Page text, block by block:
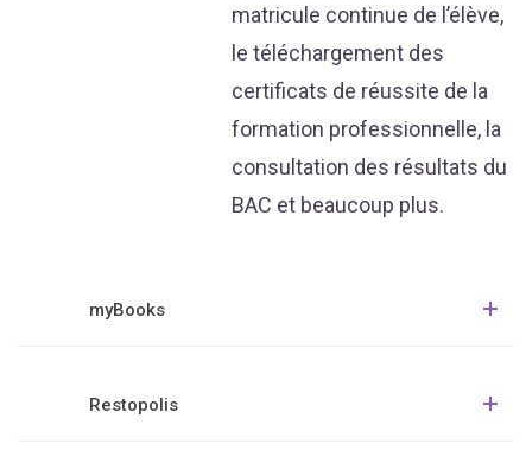
matricule continue de l’élève,
le téléchargement des
certificats de réussite de la
formation professionnelle, la
consultation des résultats du
BAC et beaucoup plus.
myBooks
Restopolis